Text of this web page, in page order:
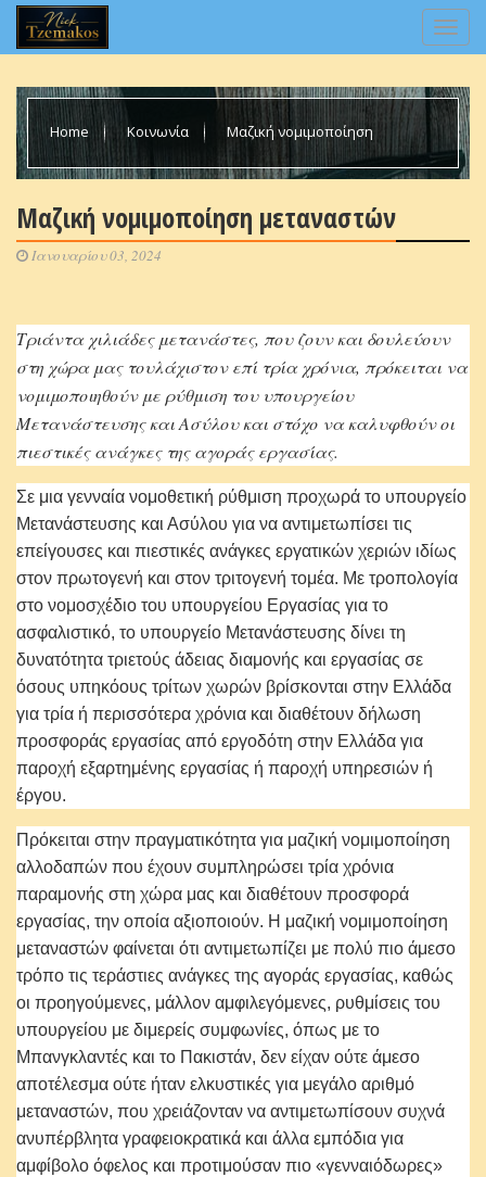
Home Κοινωνία Μαζική νομιμοποίηση
Μαζική νομιμοποίηση μεταναστών
Ιανουαρίου 03, 2024
Τριάντα χιλιάδες μετανάστες, που ζουν και δουλεύουν
στη χώρα μας τουλάχιστον επί τρία χρόνια, πρόκειται να
νομιμοποιηθούν με ρύθμιση του υπουργείου
Μετανάστευσης και Ασύλου και στόχο να καλυφθούν οι
πιεστικές ανάγκες της αγοράς εργασίας.
Σε μια γενναία νομοθετική ρύθμιση προχωρά το υπουργείο
Μετανάστευσης και Ασύλου για να αντιμετωπίσει τις
επείγουσες και πιεστικές ανάγκες εργατικών χεριών ιδίως
στον πρωτογενή και στον τριτογενή τομέα. Με τροπολογία
στο νομοσχέδιο του υπουργείου Εργασίας για το
ασφαλιστικό, το υπουργείο Μετανάστευσης δίνει τη
δυνατότητα τριετούς άδειας διαμονής και εργασίας σε
όσους υπηκόους τρίτων χωρών βρίσκονται στην Ελλάδα
για τρία ή περισσότερα χρόνια και διαθέτουν δήλωση
προσφοράς εργασίας από εργοδότη στην Ελλάδα για
παροχή εξαρτημένης εργασίας ή παροχή υπηρεσιών ή
έργου.
Πρόκειται στην πραγματικότητα για μαζική νομιμοποίηση
αλλοδαπών που έχουν συμπληρώσει τρία χρόνια
παραμονής στη χώρα μας και διαθέτουν προσφορά
εργασίας, την οποία αξιοποιούν. Η μαζική νομιμοποίηση
μεταναστών φαίνεται ότι αντιμετωπίζει με πολύ πιο άμεσο
τρόπο τις τεράστιες ανάγκες της αγοράς εργασίας, καθώς
οι προηγούμενες, μάλλον αμφιλεγόμενες, ρυθμίσεις του
υπουργείου με διμερείς συμφωνίες, όπως με το
Μπανγκλαντές και το Πακιστάν, δεν είχαν ούτε άμεσο
αποτέλεσμα ούτε ήταν ελκυστικές για μεγάλο αριθμό
μεταναστών, που χρειάζονταν να αντιμετωπίσουν συχνά
ανυπέρβλητα γραφειοκρατικά και άλλα εμπόδια για
αμφίβολο όφελος και προτιμούσαν πιο «γενναιόδωρες»